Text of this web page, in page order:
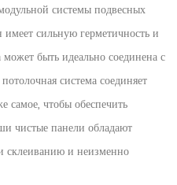
системы подвесных
сильную герметичность и
быть идеально соединена с
система соединяет
чтобы обеспечить
чистые панели обладают
склеиванию и неизменно